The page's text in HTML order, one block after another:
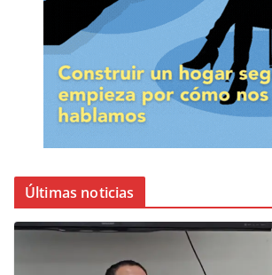
Últimas noticias